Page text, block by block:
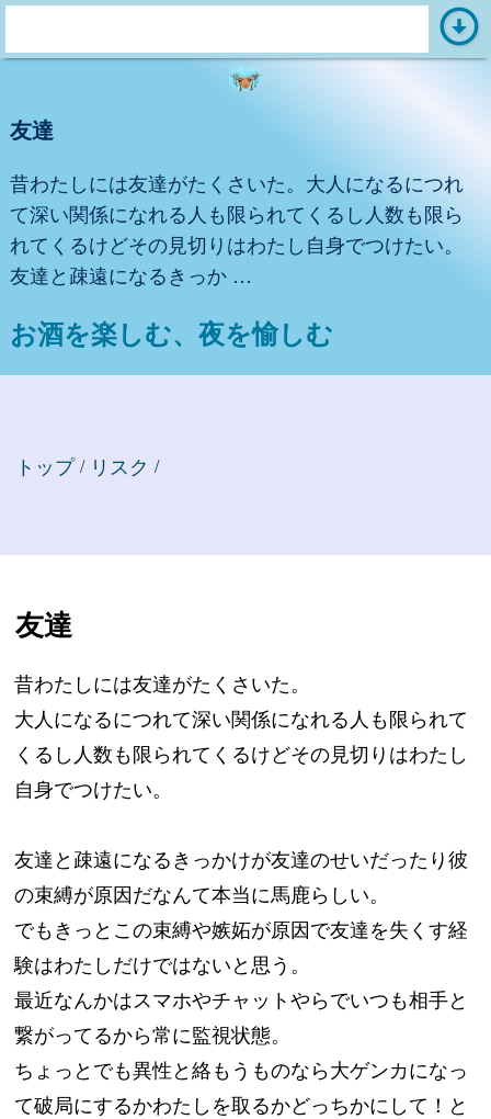
友達
昔わたしには友達がたくさいた。大人になるにつれ
て深い関係になれる人も限られてくるし人数も限ら
れてくるけどその見切りはわたし自身でつけたい。
友達と疎遠になるきっか …
お酒を楽しむ、夜を愉しむ
友達
昔わたしには友達がたくさいた。
大人になるにつれて深い関係になれる人も限られて
くるし人数も限られてくるけどその見切りはわたし
自身でつけたい。
友達と疎遠になるきっかけが友達のせいだったり彼
の束縛が原因だなんて本当に馬鹿らしい。
でもきっとこの束縛や嫉妬が原因で友達を失くす経
験はわたしだけではないと思う。
最近なんかはスマホやチャットやらでいつも相手と
繋がってるから常に監視状態。
ちょっとでも異性と絡もうものなら大ゲンカになっ
て破局にするかわたしを取るかどっちかにして！と
e
r
h
arrow_circle_down
トップ / リスク /